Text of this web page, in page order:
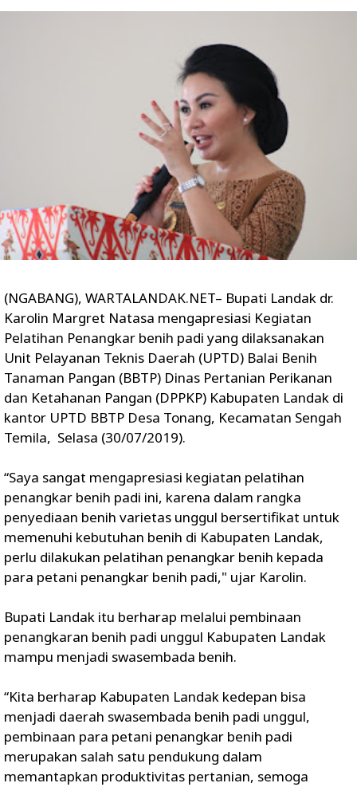
(NGABANG), WARTALANDAK.NET– Bupati Landak dr.
Karolin Margret Natasa mengapresiasi Kegiatan
Pelatihan Penangkar benih padi yang dilaksanakan
Unit Pelayanan Teknis Daerah (UPTD) Balai Benih
Tanaman Pangan (BBTP) Dinas Pertanian Perikanan
dan Ketahanan Pangan (DPPKP) Kabupaten Landak di
kantor UPTD BBTP Desa Tonang, Kecamatan Sengah
Temila, Selasa (30/07/2019).
“Saya sangat mengapresiasi kegiatan pelatihan
penangkar benih padi ini, karena dalam rangka
penyediaan benih varietas unggul bersertifikat untuk
memenuhi kebutuhan benih di Kabupaten Landak,
perlu dilakukan pelatihan penangkar benih kepada
para petani penangkar benih padi," ujar Karolin.
Bupati Landak itu berharap melalui pembinaan
penangkaran benih padi unggul Kabupaten Landak
mampu menjadi swasembada benih.
“Kita berharap Kabupaten Landak kedepan bisa
menjadi daerah swasembada benih padi unggul,
pembinaan para petani penangkar benih padi
merupakan salah satu pendukung dalam
memantapkan produktivitas pertanian, semoga